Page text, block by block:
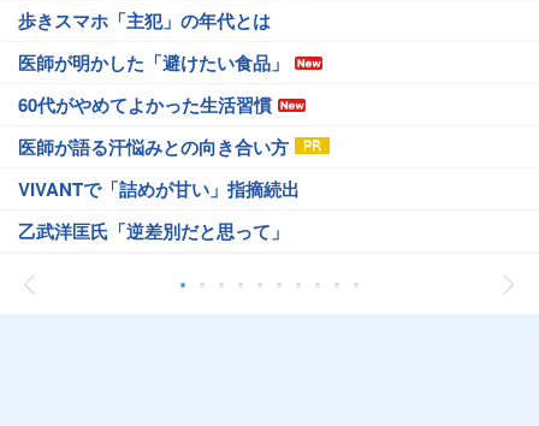
歩きスマホ「主犯」の年代とは
医師が明かした「避けたい食品」
60代がやめてよかった生活習慣
医師が語る汗悩みとの向き合い方
VIVANTで「詰めが甘い」指摘続出
乙武洋匡氏「逆差別だと思って」